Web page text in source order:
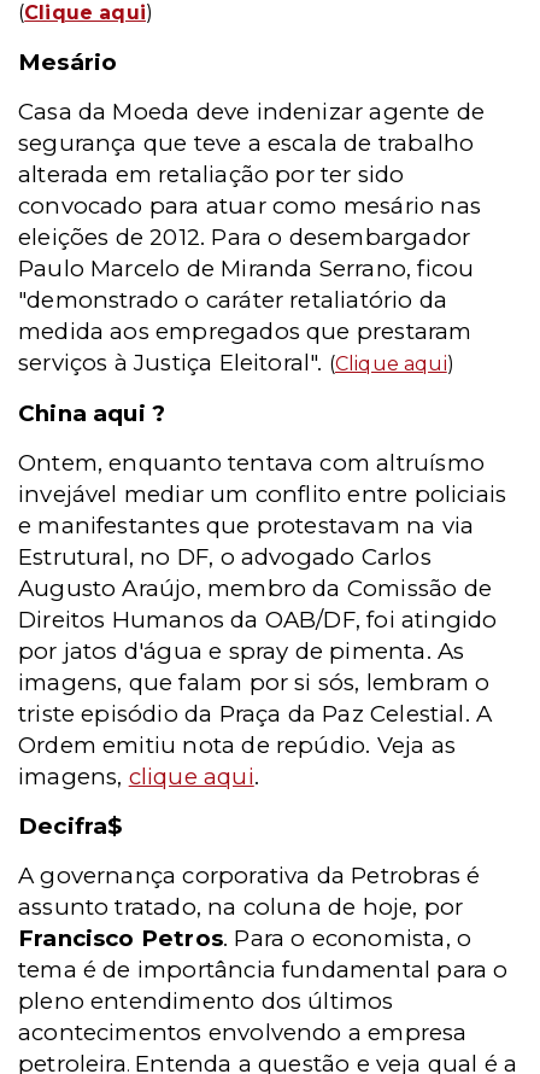
(Clique aqui)
Mesário
Casa da Moeda deve indenizar agente de
segurança que teve a escala de trabalho
alterada em retaliação por ter sido
convocado para atuar como mesário nas
eleições de 2012. Para o desembargador
Paulo Marcelo de Miranda Serrano, ficou
"demonstrado o caráter retaliatório da
medida aos empregados que prestaram
serviços à Justiça Eleitoral". (Clique aqui)
China aqui ?
Ontem, enquanto tentava com altruísmo
invejável mediar um conflito entre policiais
e manifestantes que protestavam na via
Estrutural, no DF, o advogado Carlos
Augusto Araújo, membro da Comissão de
Direitos Humanos da OAB/DF, foi atingido
por jatos d'água e spray de pimenta. As
imagens, que falam por si sós, lembram o
triste episódio da Praça da Paz Celestial. A
Ordem emitiu nota de repúdio. Veja as
imagens, clique aqui.
Decifra$
A governança corporativa da Petrobras é
assunto tratado, na coluna de hoje, por
Francisco Petros. Para o economista, o
tema é de importância fundamental para o
pleno entendimento dos últimos
acontecimentos envolvendo a empresa
petroleira. Entenda a questão e veja qual é a